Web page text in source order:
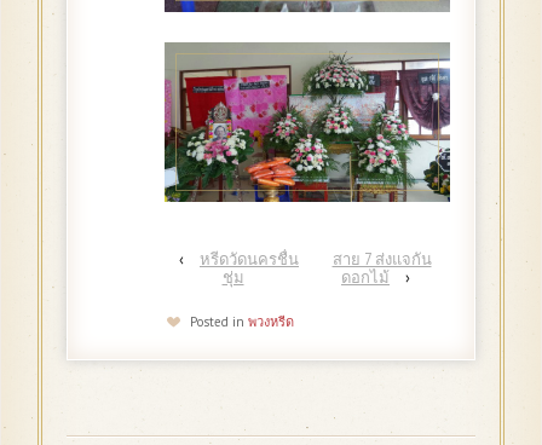
‹
หรีดวัดนครชื่น
ชุ่ม
สาย 7 ส่งแจกัน
ดอกไม้
›
Posted in พวงหรีด